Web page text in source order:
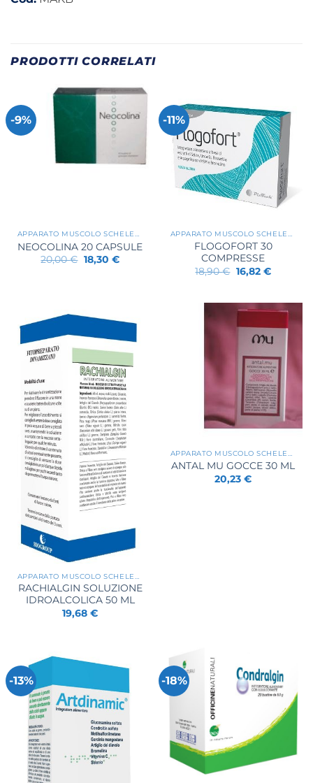
PRODOTTI CORRELATI
-9%
APPARATO MUSCOLO SCHELETRICO
NEOCOLINA 20 CAPSULE
20,00€ Il
prezzo
18,30 €Il
-11%
APPARATO MUSCOLO SCHELETRICO
FLOGOFORT 30
COMPRESSE
18,90€ Il
prezzo
18,90 €.
16,82 €Il
16,82 €.
RACHIALGIN SOLUZIONE
IDROALCOLICA 50 ML
19,68 €
APPARATO MUSCOLO SCHELETRICO
ANTAL MU GOCCE 30 ML
20,23 €
-13% -18%